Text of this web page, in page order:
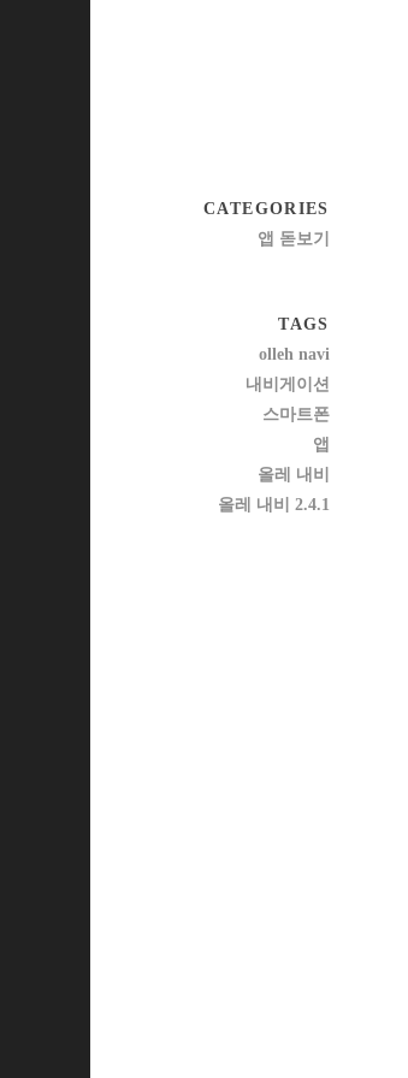
CATEGORIES
앱 돋보기
TAGS
olleh navi
내비게이션
스마트폰
앱
올레 내비
올레 내비 2.4.1